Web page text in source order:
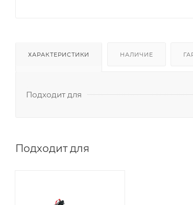
ХАРАКТЕРИСТИКИ НАЛИЧИЕ
Подходит для
Подходит для